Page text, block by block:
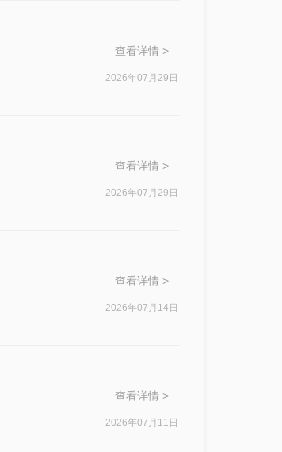
查看详情 >
2026年07月29日
查看详情 >
2026年07月29日
查看详情 >
2026年07月14日
查看详情 >
2026年07月11日